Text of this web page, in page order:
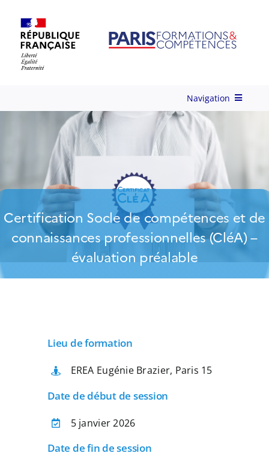
content
Navigation
Qui-sommes-nous ?
Nos Services
Formations
Ingénierie de Formation
Validation des acquis – VAE
Actualités
Certification Socle de compétences et de
connaissances professionnelles (CléA) –
évaluation préalable
Lieu de formation
EREA Eugénie Brazier, Paris 15
Date de début de session
5 janvier 2026
Date de fin de session